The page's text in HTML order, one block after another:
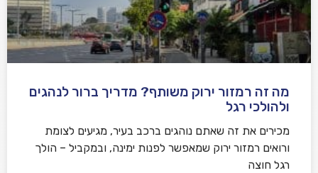
מה זה רמזור ירוק משותף? מדריך ברור לנהגים
ולהולכי רגל
מכירים את זה שאתם נוהגים ברכב בעיר, מגיעים לצומת
ורואים רמזור ירוק שמאפשר לפנות ימינה, ובמקביל – הולך
רגל חוצה